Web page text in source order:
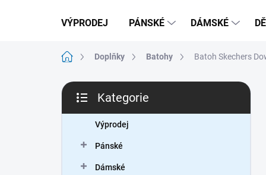
VÝPRODEJ PÁNSKÉ DÁMSKÉ
Domů Doplňky Batohy Batoh Skechers
P
s
kategorie
Kategorie
Výprodej
Pánské
Dámské